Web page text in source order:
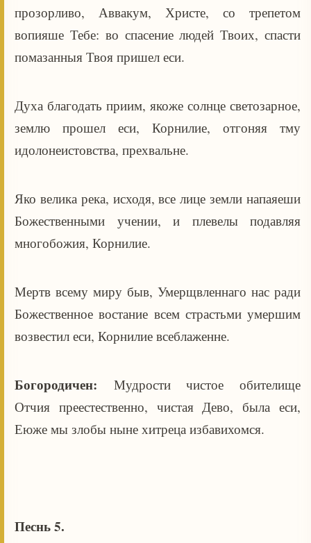
прозорливо, Аввакум, Христе, со трепетом
вопияше Тебе: во спасение людей Твоих, спасти
помазанныя Твоя пришел еси.
Духа благодать приим, якоже солнце светозарное,
землю прошел еси, Корнилие, отгоняя тму
идолонеистовства, прехвальне.
Яко велика река, исходя, все лице земли напаяеши
Божественными учении, и плевелы подавляя
многобожия, Корнилие.
Мертв всему миру быв, Умерщвленнаго нас ради
Божественное востание всем страстьми умершим
возвестил еси, Корнилие всеблаженне.
Богородичен: Мудрости чистое обителище
Отчия преестественно, чистая Дево, была еси,
Еюже мы злобы ныне хитреца избавихомся.
Песнь 5.